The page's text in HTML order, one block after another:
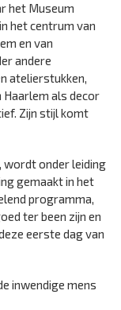
het Museum
het centrum van
en van
andere
atelierstukken,
Haarlem als decor
Zijn stijl komt
wordt onder leiding
gemaakt in het
programma,
ter been zijn en
eerste dag van
inwendige mens